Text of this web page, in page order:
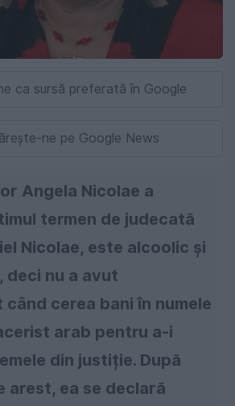
ca sursă preferată în Google
ne pe Google News
Angela Nicolae a
termen de judecată
Nicolae, este alcoolic și
deci nu a avut
cerea bani în numele
arab pentru a-i
din justiție. După
arest, ea se declară